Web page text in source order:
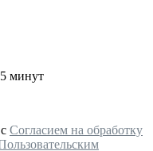
минут
Согласием на обработку